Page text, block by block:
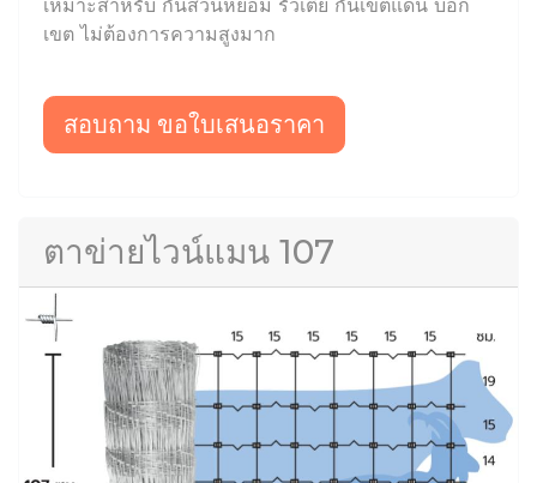
เหมาะสำหรับ กั้นสวนหย่อม รั้วเตี้ย กั้นเขตแดน บอก
เขต ไม่ต้องการความสูงมาก
สอบถาม ขอใบเสนอราคา
ตาข่ายไวน์แมน 107